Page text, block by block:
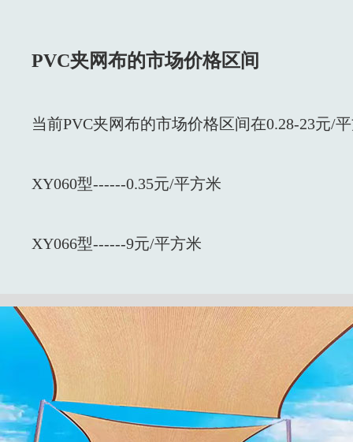
PVC夹网布的市场价格区间
当前PVC夹网布的市场价格区间在0.28-23元/
XY060型------0.35元/平方米
XY066型------9元/平方米